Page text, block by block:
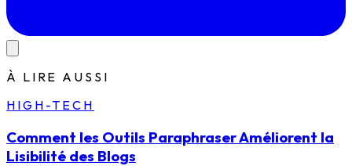
À LIRE AUSSI
HIGH-TECH
Comment les Outils Paraphraser Améliorent la
Lisibilité des Blogs